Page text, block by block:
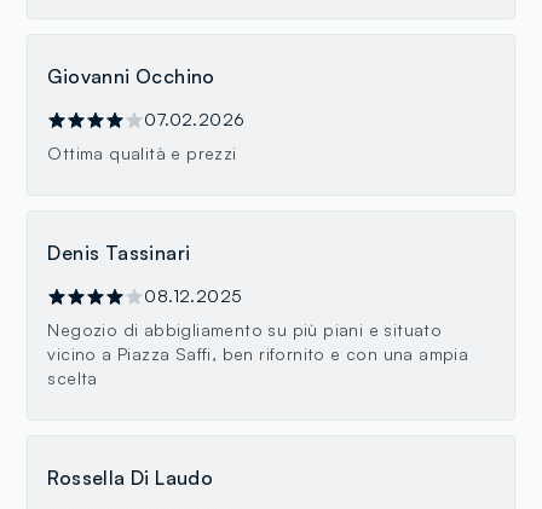
Giovanni Occhino
07.02.2026
Ottima qualità e prezzi
Denis Tassinari
08.12.2025
Negozio di abbigliamento su più piani e situato
vicino a Piazza Saffi, ben rifornito e con una ampia
scelta
Rossella Di Laudo